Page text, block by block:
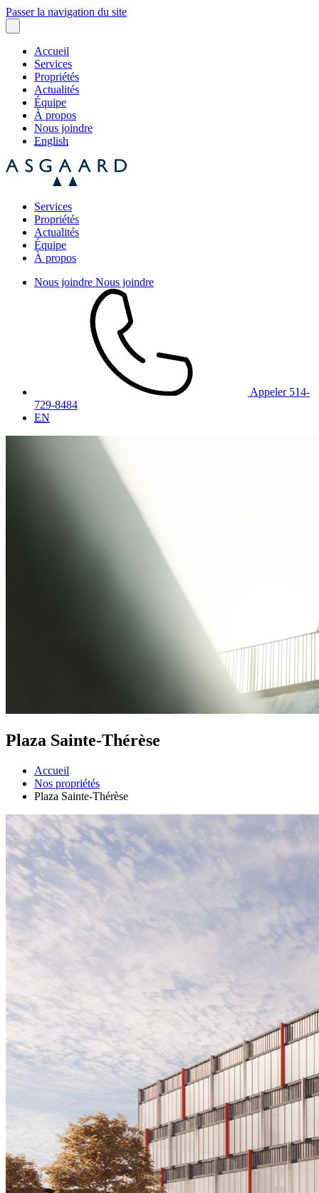
Passer la navigation du site
Accueil
Services
Propriétés
Actualités
Équipe
À propos
Nous joindre
English
Services
Propriétés
Actualités
Équipe
À propos
Nous joindre Nous joindre
Appeler 514-
729-8484
EN
Plaza Sainte-Thérèse
Accueil
Nos propriétés
Plaza Sainte-Thérèse